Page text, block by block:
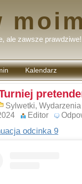
ale zawsze prawdziwe!
Kalendarz
Sylwetki,
Editor
odcinka 9